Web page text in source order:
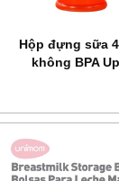
Hộp đựng sữa
không BPA